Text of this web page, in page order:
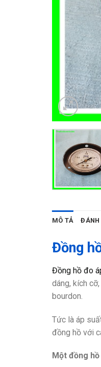
MÔ TẢ ĐÁNH
Đồng
Đồng hồ đo
dáng, kích
bourdon.
Tức là áp
đồng hồ với
Một đồng